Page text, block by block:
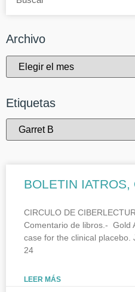
Archivo
Etiquetas
BOLETIN
CIRCULO DE
Comentario de libros.- Gold
case for the clinical placebo.
24
LEER MÁS